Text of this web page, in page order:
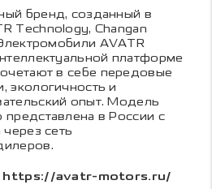
бренд, созданный в
Technology, Changan
AVATR
платформе
в себе передовые
экологичность и
опыт. Модель
в России с
сеть
https://avatr-motors.ru/